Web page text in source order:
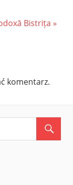
Bistrița
komentarz.